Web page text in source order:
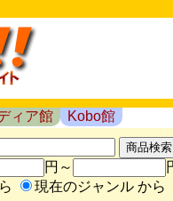
ィア館
Kobo館
円～
現在のジャンル から